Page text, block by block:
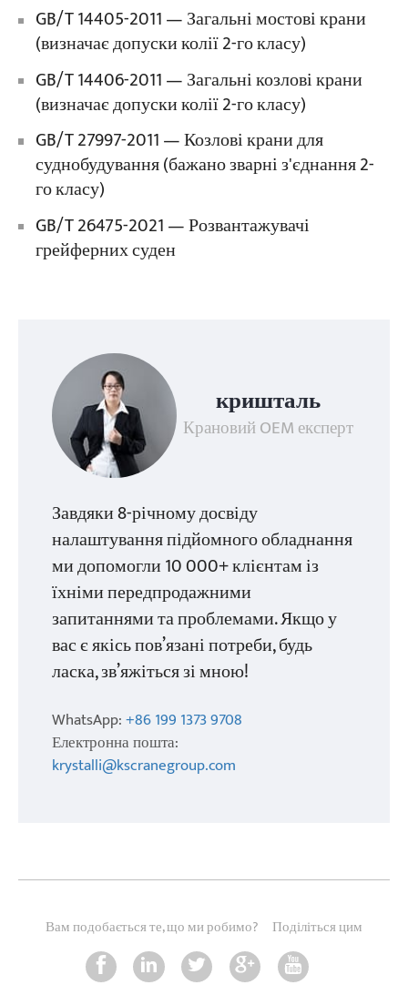
GB/T 14405-2011 — Загальні мостові крани
(визначає допуски колії 2-го класу)
GB/T 14406-2011 — Загальні козлові крани
(визначає допуски колії 2-го класу)
GB/T 27997-2011 — Козлові крани для
суднобудування (бажано зварні з'єднання 2-
го класу)
GB/T 26475-2021 — Розвантажувачі
грейферних суден
кришталь
Крановий OEM експерт
Завдяки 8-річному досвіду
налаштування підйомного обладнання
ми допомогли 10 000+ клієнтам із
їхніми передпродажними
запитаннями та проблемами. Якщо у
вас є якісь пов’язані потреби, будь
ласка, зв’яжіться зі мною!
WhatsApp:+86 199 1373 9708
Електронна пошта:
krystalli@kscranegroup.com
Вам подобається те, що ми робимо? Поділіться цим